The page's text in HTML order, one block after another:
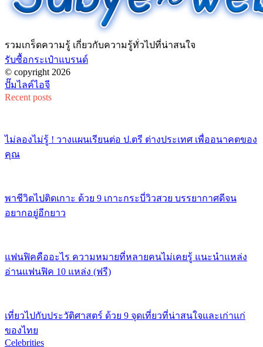
รวมเกร็ดความรู้ เกี่ยวกับความรู้ทั่วไปที่น่าสนใจ
รับซื้อกระเป๋าแบรนด์
© copyright 2026
ปั๊มไลค์ไอจี
Recent posts
ไม่ลองไม่รู้ ! วางแผนเรียนต่อ ป.ตรี ต่างประเทศ เพื่ออนาคตของ
คุณ
พาชีวิตไปติดเกาะ ด้วย 9 เกาะกระบี่วิวสวย บรรยากาศดีจน
อยากอยู่อีกยาว
แฟนฟิคคืออะไร ความหมายที่หลายคนไม่เคยรู้ แนะนำแหล่ง
อ่านแฟนฟิค 10 แหล่ง (ฟรี)
เที่ยวไปกับประวัติศาสตร์ ด้วย 9 จุดเที่ยวที่น่าสนใจและเก่าแก่
ของไทย
Celebrities